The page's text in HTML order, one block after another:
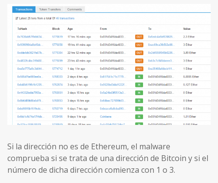
Si la dirección no es de Ethereum, el malware
comprueba si se trata de una dirección de Bitcoin y si el
número de dicha dirección comienza con 1 o 3.